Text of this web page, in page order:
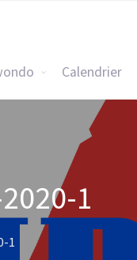
Calendrier
1
1